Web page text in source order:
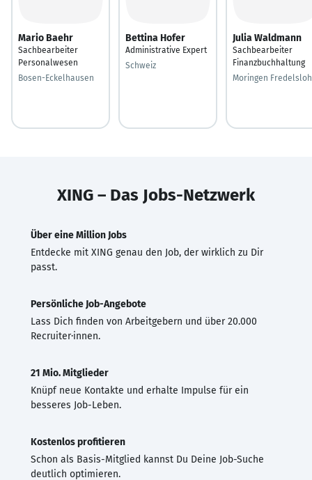
Mario Baehr
Sachbearbeiter
Personalwesen
Bosen-Eckelhausen
Bettina Hofer
Administrative Expert
Schweiz
Julia Waldmann
Sachbearbeiter
Finanzbuchhaltung
Moringen Fredelsloh
XING – Das Jobs-Netzwerk
Über eine Million Jobs
Entdecke mit XING genau den Job, der wirklich zu Dir
passt.
Persönliche Job-Angebote
Lass Dich finden von Arbeitgebern und über 20.000
Recruiter·innen.
21 Mio. Mitglieder
Knüpf neue Kontakte und erhalte Impulse für ein
besseres Job-Leben.
Kostenlos profitieren
Schon als Basis-Mitglied kannst Du Deine Job-Suche
deutlich optimieren.